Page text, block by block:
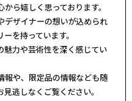
ら嬉しく思っております。
デザイナーの想いが込められ
を持っています。
魅力や芸術性を深く感じてい
報や、限定品の情報なども随
逃しなくご覧ください。